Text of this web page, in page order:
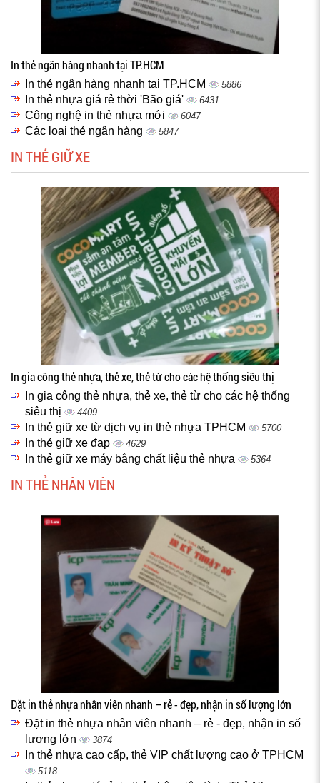
In thẻ ngân hàng nhanh tại TP.HCM
In thẻ ngân hàng nhanh tại TP.HCM 5886
In thẻ nhựa giá rẻ thời 'Bão giá' 6431
Công nghệ in thẻ nhựa mới 6047
Các loại thẻ ngân hàng 5847
IN THẺ GIỮ XE
In gia công thẻ nhựa, thẻ xe, thẻ từ cho các hệ thống siêu thị
In gia công thẻ nhựa, thẻ xe, thẻ từ cho các hệ thống
siêu thị
4409
In thẻ giữ xe từ dịch vụ in thẻ nhựa TPHCM 5700
In thẻ giữ xe đạp 4629
In thẻ giữ xe máy bằng chất liệu thẻ nhựa 5364
IN THẺ NHÂN VIÊN
Đặt in thẻ nhựa nhân viên nhanh – rẻ - đẹp, nhận in số lượng lớn
Đặt in thẻ nhựa nhân viên nhanh – rẻ - đẹp, nhận in số
lượng lớn
3874
In thẻ nhựa cao cấp, thẻ VIP chất lượng cao ở TPHCM
5118